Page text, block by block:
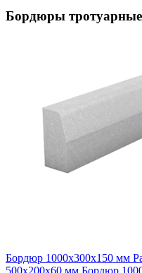
Бордюры
Бордюр 1000х300х150 мм
500х200х60 мм Бордюр